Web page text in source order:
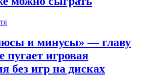
и минусы» — главу
пугает игровая
без игр на дисках